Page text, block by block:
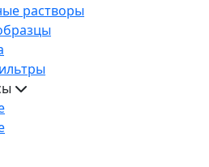
растворы